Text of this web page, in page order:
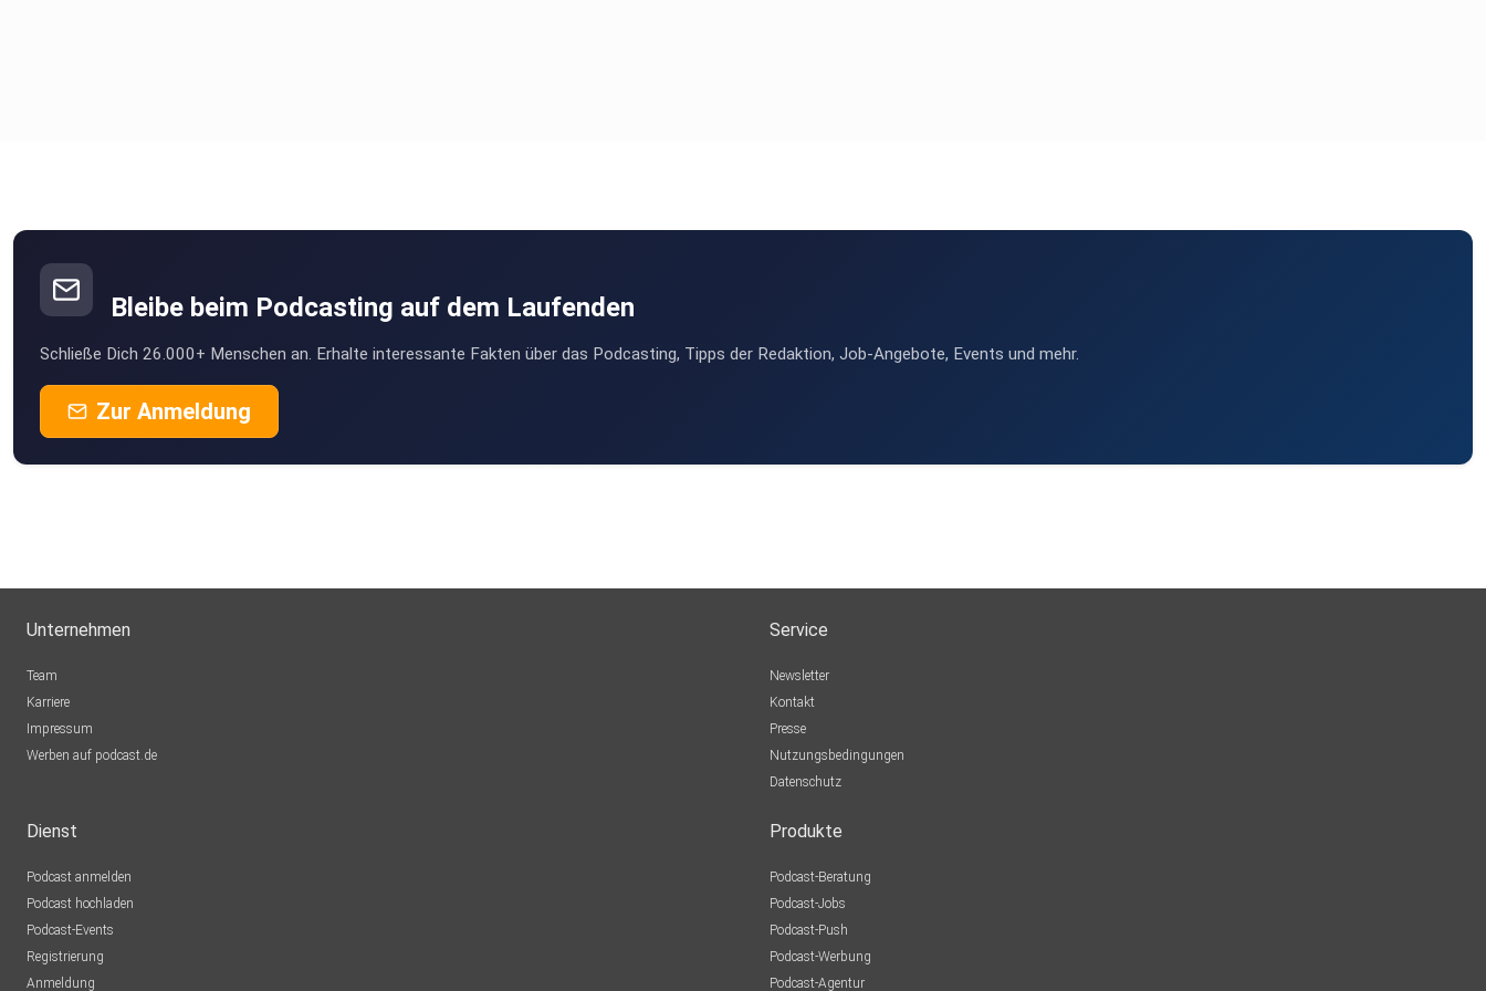
Bleibe beim Podcasting auf dem Laufenden
Schließe Dich 26.000+ Menschen an. Erhalte interessante Fakten über das Podcasting, Tipps der Redaktion, Job-Angebote, Events und mehr.
Zur Anmeldung
Unternehmen
Team
Karriere
Impressum
Werben auf podcast.de
Service
Newsletter
Kontakt
Presse
Nutzungsbedingungen
Datenschutz
Dienst
Podcast anmelden
Podcast hochladen
Podcast-Events
Registrierung
Anmeldung
Produkte
Podcast-Beratung
Podcast-Jobs
Podcast-Push
Podcast-Werbung
Podcast-Agentur